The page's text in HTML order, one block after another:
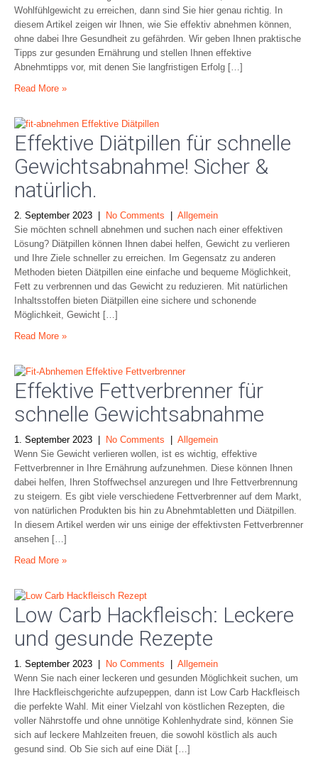
Wohlfühlgewicht zu erreichen, dann sind Sie hier genau richtig. In
diesem Artikel zeigen wir Ihnen, wie Sie effektiv abnehmen können,
ohne dabei Ihre Gesundheit zu gefährden. Wir geben Ihnen praktische
Tipps zur gesunden Ernährung und stellen Ihnen effektive
Abnehmtipps vor, mit denen Sie langfristigen Erfolg […]
Read More »
Effektive Diätpillen für schnelle
Gewichtsabnahme! Sicher &
natürlich.
2. September 2023 No Comments
Allgemein
Sie möchten schnell abnehmen und suchen nach einer effektiven
Lösung? Diätpillen können Ihnen dabei helfen, Gewicht zu verlieren
und Ihre Ziele schneller zu erreichen. Im Gegensatz zu anderen
Methoden bieten Diätpillen eine einfache und bequeme Möglichkeit,
Fett zu verbrennen und das Gewicht zu reduzieren. Mit natürlichen
Inhaltsstoffen bieten Diätpillen eine sichere und schonende
Möglichkeit, Gewicht […]
Read More »
Effektive Fettverbrenner für
schnelle Gewichtsabnahme
1. September 2023 No Comments
Allgemein
Wenn Sie Gewicht verlieren wollen, ist es wichtig, effektive
Fettverbrenner in Ihre Ernährung aufzunehmen. Diese können Ihnen
dabei helfen, Ihren Stoffwechsel anzuregen und Ihre Fettverbrennung
zu steigern. Es gibt viele verschiedene Fettverbrenner auf dem Markt,
von natürlichen Produkten bis hin zu Abnehmtabletten und Diätpillen.
In diesem Artikel werden wir uns einige der effektivsten Fettverbrenner
ansehen […]
Read More »
Low Carb Hackfleisch: Leckere
und gesunde Rezepte
1. September 2023 No Comments
Allgemein
Wenn Sie nach einer leckeren und gesunden Möglichkeit suchen, um
Ihre Hackfleischgerichte aufzupeppen, dann ist Low Carb Hackfleisch
die perfekte Wahl. Mit einer Vielzahl von köstlichen Rezepten, die
voller Nährstoffe und ohne unnötige Kohlenhydrate sind, können Sie
sich auf leckere Mahlzeiten freuen, die sowohl köstlich als auch
gesund sind. Ob Sie sich auf eine Diät […]